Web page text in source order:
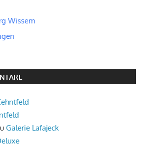
Wissem
Galerie Lafajeck